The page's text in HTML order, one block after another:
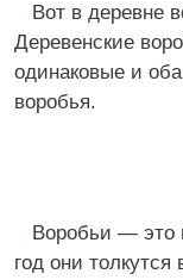
Вот в деревне
Деревенские
одинаковые и
воробья.
Воробьи — это
год они